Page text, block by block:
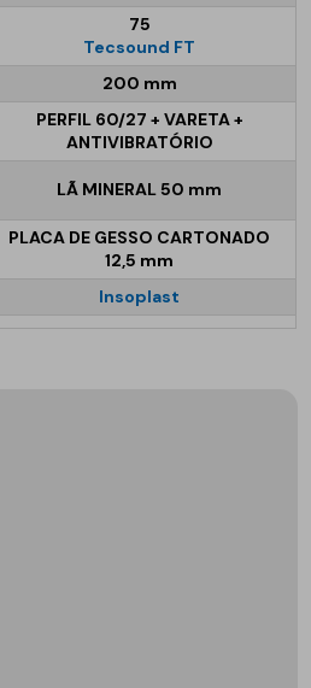
75
Tecsound FT
200 mm
PERFIL 60/27 + VARETA +
ANTIVIBRATÓRIO
LÃ MINERAL 50 mm
PLACA DE GESSO CARTONADO
12,5 mm
Insoplast